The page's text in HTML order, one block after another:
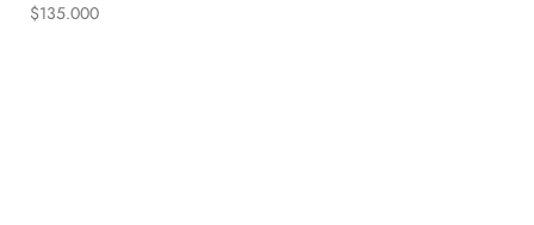
$135.000